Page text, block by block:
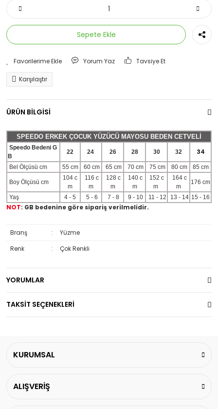
Sepete Ekle
Yorum Yaz Tavsiye Et
Karşılaştır
ÜRÜN BİLGİSİ
SPEEDO ERKEK ÇOCUK YÜZÜCÜ MAYOSU BEDEN CETVELİ
Speedo Bedeni G
B
22 24 26 28 30 32 34
Bel Ölçüsü cm 55 cm 60 cm 65 cm 70 cm 75 cm 80 cm 85 cm
Boy Ölçüsü cm
104 c
m
116 c
m
128 c
m
140 c
m
152 c
m
164 c
m
176 cm
Yaş 4 - 5 5 - 6 7 - 8 9 - 10 11 - 12 13 - 14 15 - 16
NOT: GB bedenine göre sipariş verilmelidir.
Branş :
Yüzme
Renk
: Çok Renkli
YORUMLAR
TAKSİT SEÇENEKLERİ
KURUMSAL
ALIŞVERİŞ